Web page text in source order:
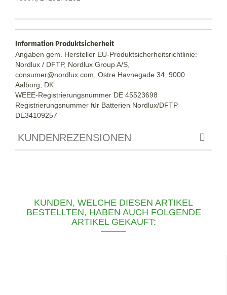
Information Produktsicherheit
Angaben gem. Hersteller EU-Produktsicherheitsrichtlinie:
Nordlux / DFTP, Nordlux Group A/S,
consumer@nordlux.com, Ostre Havnegade 34, 9000
Aalborg, DK
WEEE-Registrierungsnummer DE 45523698
Registrierungsnummer für Batterien Nordlux/DFTP
DE34109257
KUNDENREZENSIONEN
KUNDEN, WELCHE DIESEN ARTIKEL
BESTELLTEN, HABEN AUCH FOLGENDE
ARTIKEL GEKAUFT: